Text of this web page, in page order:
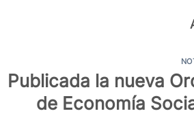
Publicada la nueva
de Economía